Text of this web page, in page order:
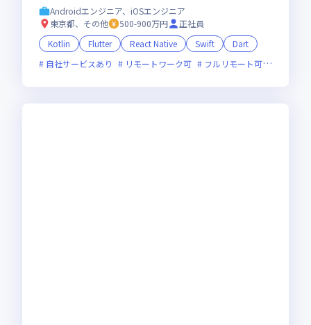
Androidエンジニア、iOSエンジニア
東京都、その他
500-900万円
正社員
Kotlin
Flutter React Native Swift
Dart
自社サービスあり
リモートワーク可 フルリモート可